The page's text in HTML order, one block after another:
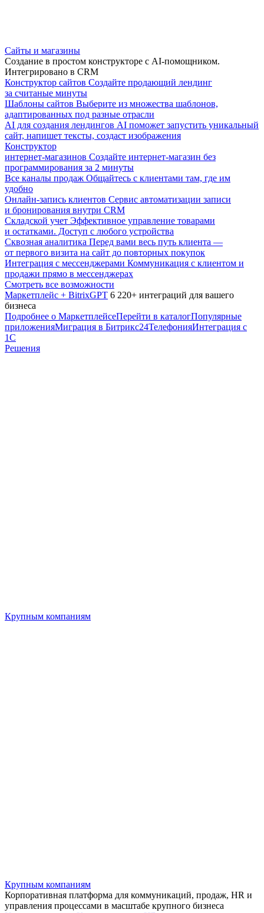
Сайты и магазины
Создание в простом конструкторе с AI-помощником.
Интегрировано в CRM
Конструктор сайтов Создайте продающий лендинг
за считаные минуты
Шаблоны сайтов Выберите из множества шаблонов,
адаптированных под разные отрасли
AI для создания лендингов AI поможет запустить уникальный
сайт, напишет тексты, создаст изображения
Конструктор
интернет-магазинов Создайте интернет-магазин без
программирования за 2 минуты
Все каналы продаж Общайтесь с клиентами там, где им
удобно
Онлайн-запись клиентов Сервис автоматизации записи
и бронирования внутри CRM
Складской учет Эффективное управление товарами
и остатками. Доступ с любого устройства
Сквозная аналитика Перед вами весь путь клиента —
от первого визита на сайт до повторных покупок
Интеграция с мессенджерами Коммуникация с клиентом и
продажи прямо в мессенджерах
Смотреть все возможности
Маркетплейс + BitrixGPT 6 220+ интеграций для вашего
бизнеса
Подробнее о МаркетплейсеПерейти в каталогПопулярные
приложенияМиграция в Битрикс24ТелефонияИнтеграция с
1С
Решения
Крупным компаниям
Крупным компаниям
Корпоративная платформа для коммуникаций, продаж, HR и
управления процессами в масштабе крупного бизнеса